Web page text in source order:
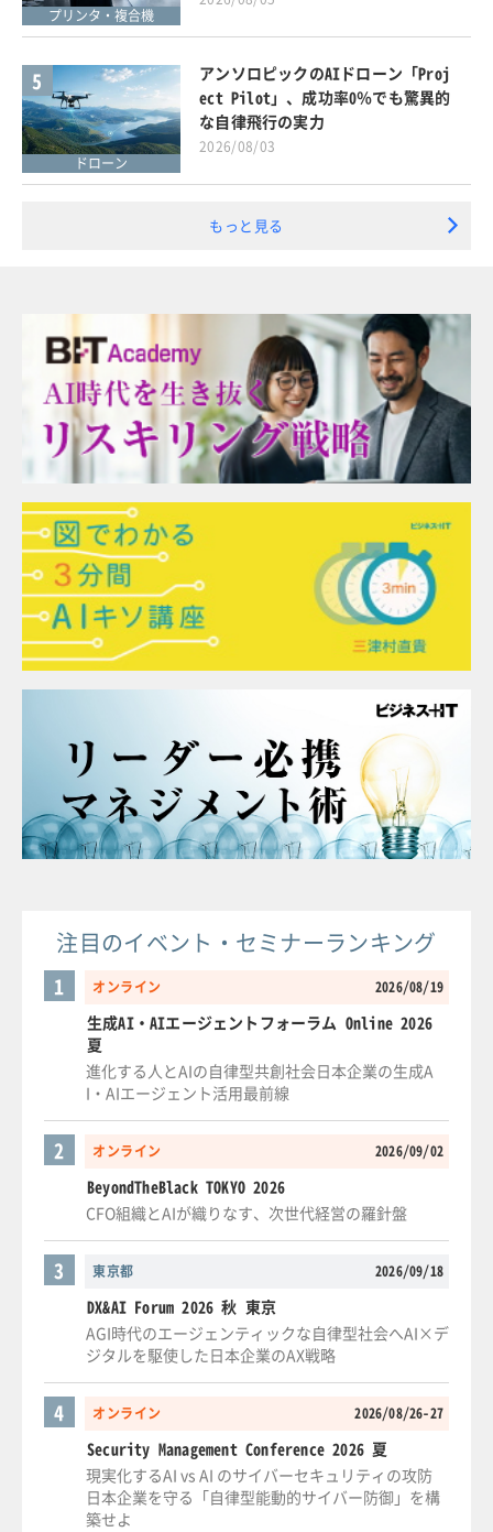
プリンタ・複合機
5
ドローン
アンソロピックのAIドローン「Proj
ect Pilot」、成功率0％でも驚異的
な自律飛行の実力
2026/08/03
もっと見る
注目のイベント・セミナーランキング
オンライン 2026/08/19
1
生成AI・AIエージェントフォーラム Online 2026
夏
進化する人とAIの自律型共創社会日本企業の生成A
I・AIエージェント活用最前線
オンライン 2026/09/02
2
BeyondTheBlack TOKYO 2026
CFO組織とAIが織りなす、次世代経営の羅針盤
東京都 2026/09/18
3
DX&AI Forum 2026 秋 東京
AGI時代のエージェンティックな自律型社会へAI×デ
ジタルを駆使した日本企業のAX戦略
オンライン 2026/08/26-27
4
Security Management Conference 2026 夏
現実化するAI vs AI のサイバーセキュリティの攻防
日本企業を守る「自律型能動的サイバー防御」を構
築せよ